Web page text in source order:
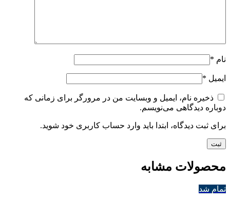
نام *
ایمیل *
ذخیره نام، ایمیل و وبسایت من در مرورگر برای زمانی که
دوباره دیدگاهی می‌نویسم.
برای ثبت دیدگاه، ابتدا باید وارد حساب کاربری خود شوید.
محصولات مشابه
تمام شد